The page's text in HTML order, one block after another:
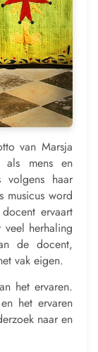
van Marsja
als mens en
volgens haar
musicus word
ervaart
herhaling
de docent,
vak eigen.
het ervaren.
het ervaren
naar en